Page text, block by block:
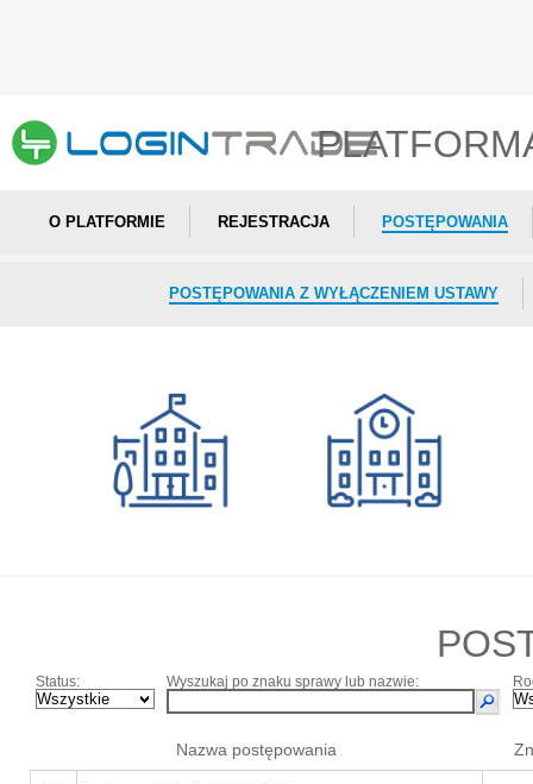
O PLATFORMIE REJESTRACJA POSTĘPOWANIA
POSTĘPOWANIA Z WYŁĄCZENIEM USTAWY
Status: Wyszukaj po znaku sprawy lub nazwie:
Nazwa postępowania